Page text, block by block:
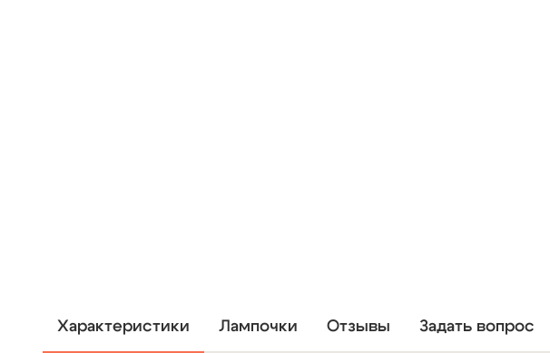
Характеристики Лампочки Отзывы Задать вопрос